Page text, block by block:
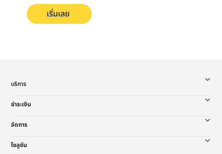
เริ่มเลย
บริการ
ชำระเงิน
จัดการ
โซลูชัน